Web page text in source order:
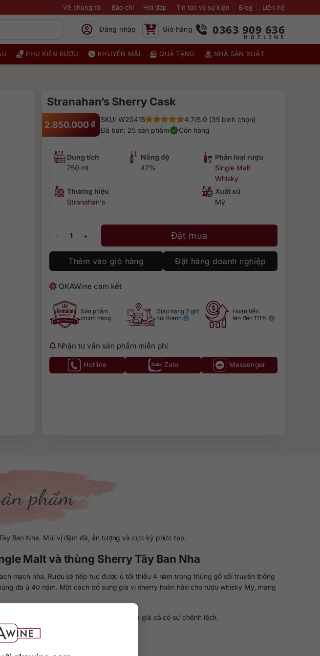
Về chúng tôi Báo chí Hỏi đáp Tin tức và sự kiện Blog Liên hệ
Đăng nhập Giỏ hàng 0363 909 636
PHỤ KIỆN RƯỢU KHUYẾN MÃI QUÀ TẶNG NHÀ SẢN XUẤT
Stranahan’s Sherry Cask
2.850.000 ₫ SKU: W20415
4.7/5.0 (35 bình chọn)
Đã bán: 25 sản phẩm
Còn hàng
Dung tích
750 ml
Nồng độ
47%
Phân loại rượu
Single Malt
Whisky
Thương hiệu
Stranahan's
Xuất xứ
Mỹ
Đặt mua
Thêm vào giỏ hàng Đặt hàng doanh nghiệp
QKAWine cam kết
Sản phẩm
chính hãng
Giao hàng 2 giờ
nội thành
Hoàn tiền
lên đến 111%
Nhận tư vấn sản phẩm miễn phí
Hotline Zalo Messenger
phẩm
Ban Nha. Mùi vị đậm đà, ấn tượng và cực kỳ phức tạp.
Malt và thùng Sherry Tây Ban Nha
mạch nha. Rượu sẽ tiếp tục được ủ tối thiểu 4 năm trong thùng gỗ sồi truyền thống
đã ủ 40 năm. Một cách bổ sung gia vị sherry hoàn hảo cho rượu whisky Mỹ, mang
vị cung cấp và số lượng đặt hàng mà giá cả có sự chênh lệch.